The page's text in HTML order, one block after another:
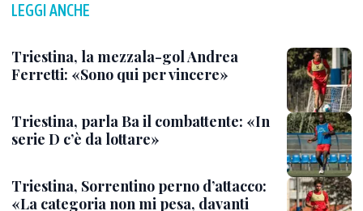
LEGGI ANCHE
Triestina, la mezzala-gol Andrea
Ferretti: «Sono qui per vincere»
Triestina, parla Ba il combattente: «In
serie D c’è da lottare»
Triestina, Sorrentino perno d’attacco:
«La categoria non mi pesa, davanti